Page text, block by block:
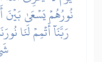
نُورُهُمۡ يَسۡعَىٰ بَيۡنَ
رَبَّنَآ أَتۡمِمۡ لَنَا